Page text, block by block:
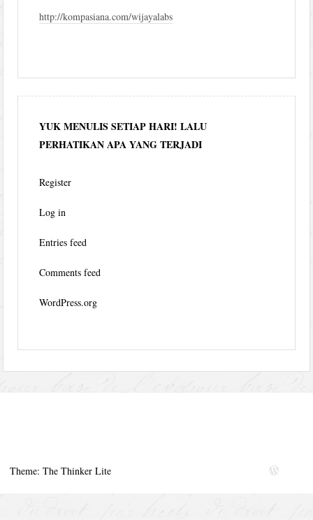
http://kompasiana.com/wijayalabs
YUK MENULIS SETIAP HARI! LALU
PERHATIKAN APA YANG TERJADI
Register
Log in
Entries feed
Comments feed
WordPress.org
Theme: The Thinker Lite